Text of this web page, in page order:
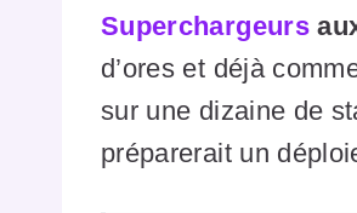
Superchargeurs
d’ores et déjà
sur une dizaine de
préparerait un